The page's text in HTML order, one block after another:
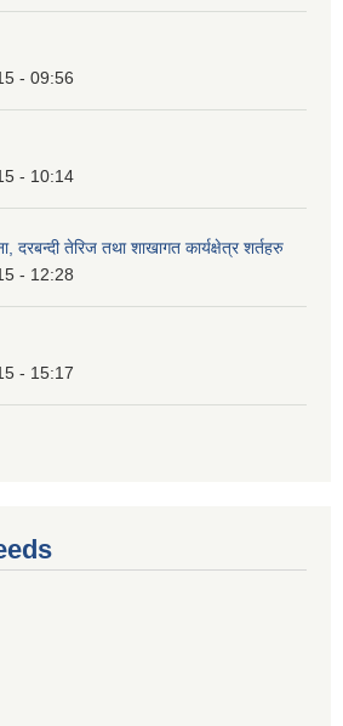
- 09:56
- 10:14
तेरिज तथा शाखागत कार्यक्षेत्र शर्तहरु
- 12:28
- 15:17